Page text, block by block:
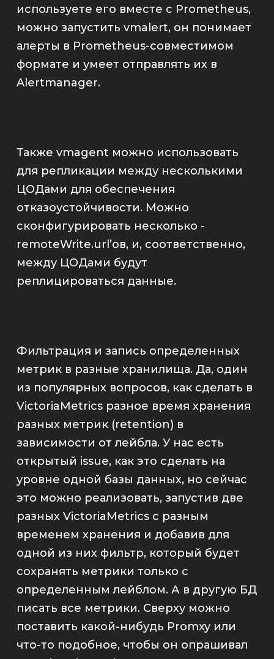
используете его вместе с Prometheus,
можно запустить vmalert, он понимает
алерты в Prometheus-совместимом
формате и умеет отправлять их в
Alertmanager.
Также vmagent можно использовать
для репликации между несколькими
ЦОДами для обеспечения
отказоустойчивости. Можно
сконфигурировать несколько -
remoteWrite.url’ов, и, соответственно,
между ЦОДами будут
реплицироваться данные.
Фильтрация и запись определенных
метрик в разные хранилища. Да, один
из популярных вопросов, как сделать в
VictoriaMetricsразное время хранения
разных метрик (retention) в
зависимости от лейбла. У нас есть
открытый issue,как это сделать на
уровне одной базы данных, но сейчас
это можно реализовать, запустив две
разных VictoriaMetricsс разным
временем хранения и добавив для
одной из них фильтр, который будет
сохранять метрики только с
определенным лейблом. А в другую БД
писать все метрики. Сверху можно
поставить какой-нибудь Promxy или
что-то подобное, чтобы он опрашивал